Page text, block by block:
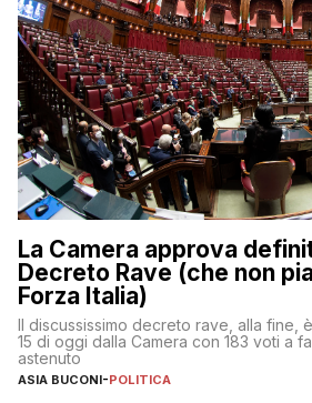
La Camera approva
Decreto Rave (che non
Forza Italia)
Il discussissimo decreto rave, alla fine,
15 di oggi dalla Camera con 183 voti a
astenuto
ASIA BUCONI-POLITICA